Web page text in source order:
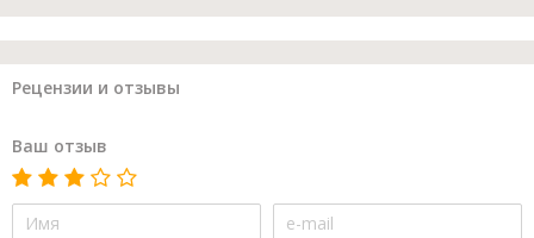
Рецензии и отзывы
Ваш отзыв